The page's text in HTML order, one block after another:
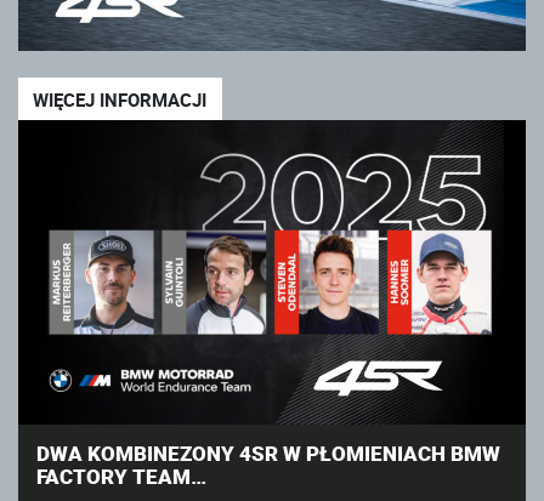
WIĘCEJ INFORMACJI
DWA KOMBINEZONY 4SR W PŁOMIENIACH BMW
FACTORY TEAM…